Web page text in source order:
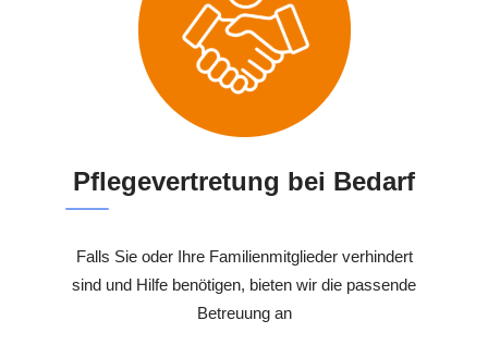
Pflegevertretung bei Bedarf
Falls Sie oder Ihre Familienmitglieder verhindert
sind und Hilfe benötigen, bieten wir die passende
Betreuung an